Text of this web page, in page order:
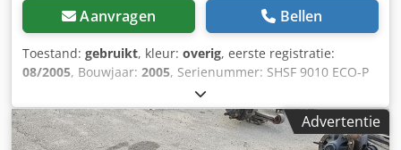
Aanvragen Bellen
Toestand: gebruikt, kleur: overig, eerste registratie:
08/2005, Bouwjaar: 2005, Serienummer: SHSF 9010 ECO-P
We hebben meer dan 100 assen op voorraad. Cjdszrtg
Eepfx Ak Ujha Neem contact met ons op als u niet kunt
vinden wat u zoekt.
Advertentie